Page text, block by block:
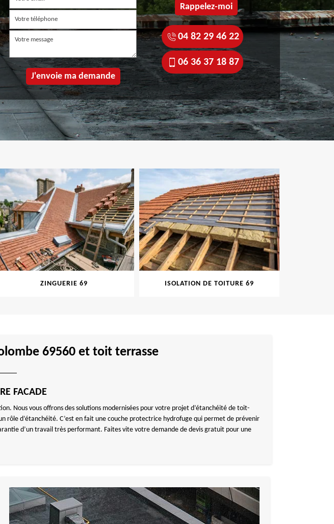
04 82 29 46 22
06 36 37 18 87
ZINGUERIE 69 ISOLATION DE TOITURE 69
69560 et toit terrasse
FACADE
Nous vous offrons des solutions modernisées pour votre projet d’étanchéité de toit-
rôle d’étanchéité. C’est en fait une couche protectrice hydrofuge qui permet de prévenir
d’un travail très performant. Faites vite votre demande de devis gratuit pour une